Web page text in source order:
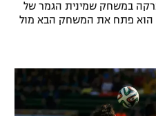
במשחק שמינית הגמר של
2014 נגד ניגריה, הוא פתח את המשחק הבא מול